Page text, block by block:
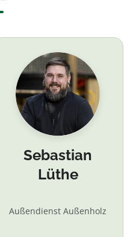
Sebastian
Lüthe
Außendienst Außenholz